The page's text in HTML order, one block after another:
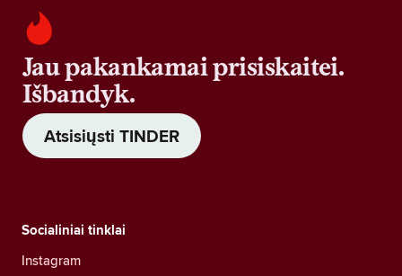
Jau pakankamai prisiskaitei.
Išbandyk.
Atsisiųsti TINDER
Socialiniai tinklai
Instagram